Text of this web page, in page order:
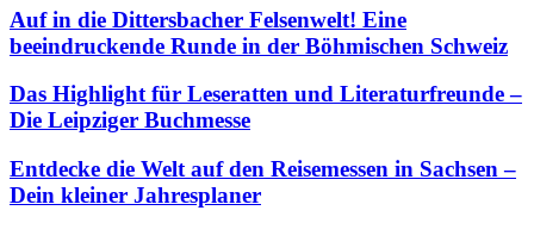
Auf in die Dittersbacher Felsenwelt! Eine
beeindruckende Runde in der Böhmischen Schweiz
Das Highlight für Leseratten und Literaturfreunde –
Die Leipziger Buchmesse
Entdecke die Welt auf den Reisemessen in Sachsen –
Dein kleiner Jahresplaner